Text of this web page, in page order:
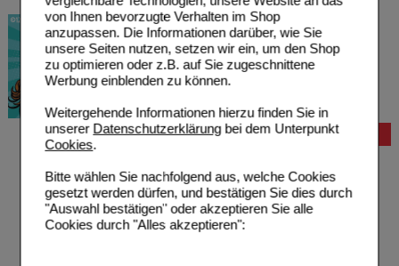
von Ihnen bevorzugte Verhalten im Shop
anzupassen. Die Informationen darüber, wie Sie
unsere Seiten nutzen, setzen wir ein, um den Shop
zu optimieren oder z.B. auf Sie zugeschnittene
Werbung einblenden zu können.
Weitergehende Informationen hierzu finden Sie in
unserer Datenschutzerklärungbei dem Unterpunkt
Cookies.
Bitte wählen Sie nachfolgend aus, welche Cookies
gesetzt werden dürfen, und bestätigen Sie dies durch
"Auswahl bestätigen" oder akzeptieren Sie alle
Cookies durch "Alles akzeptieren":
Bestellung
Hilfe zum Bestellvorgang
Zahlungsmöglichkeiten
Rezepte einlösen
Freiumschläge anfordern